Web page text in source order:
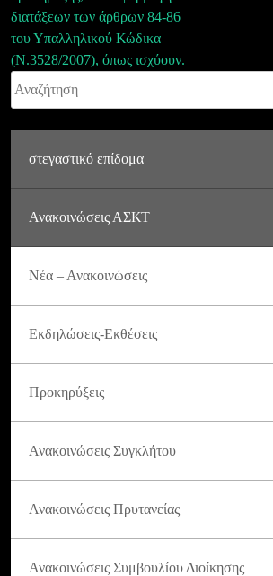
διατάξεων των άρθρων 84-86
του Υπαλληλικού Κώδικα
(Ν.3528/2007), όπως ισχύουν.
Αναζήτηση
στεγαστικό επίδομα
Ανακοινώσεις ΑΣΚΤ
Νέα – Ανακοινώσεις
Εκδηλώσεις-Εκθέσεις
Προκηρύξεις
Ανακοινώσεις Συγκλήτου
Ανακοινώσεις Πρυτανείας
Ανακοινώσεις Συμβουλίου Διοίκησης